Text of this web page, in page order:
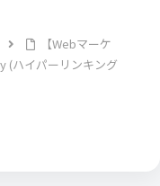
【Webマーケ
(ハイパーリンキング